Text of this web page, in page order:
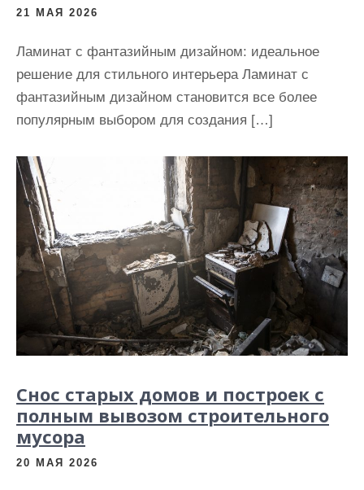
21 МАЯ 2026
Ламинат с фантазийным дизайном: идеальное
решение для стильного интерьера Ламинат с
фантазийным дизайном становится все более
популярным выбором для создания […]
Снос старых домов и построек с
полным вывозом строительного
мусора
20 МАЯ 2026